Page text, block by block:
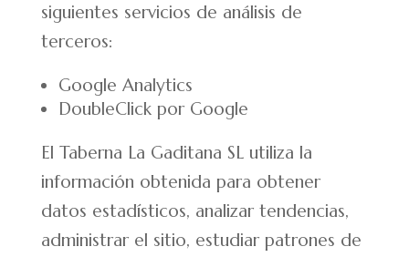
siguientes servicios de análisis de
terceros:
Google Analytics
DoubleClick por Google
El Taberna La Gaditana SL utiliza la
información obtenida para obtener
datos estadísticos, analizar tendencias,
administrar el sitio, estudiar patrones de